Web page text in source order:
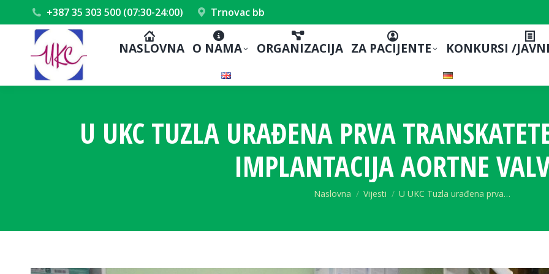
+387 35 303 500 (07:30-24:00) Trnovac bb
NASLOVNA O NAMA ORGANIZACIJA ZA PACIJENTE KONKURSI /
U UKC TUZLA URAĐENA PRVA
IMPLANTACIJA AORTNE
You are here:
Naslovna Vijesti U UKC Tuzla urađena prva…